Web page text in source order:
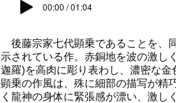
00:00 / 01:04
後藤宗家七代顕乗であることを、
示されている作。赤銅地を波の激し
迦羅)を高肉に彫り表わし、濃密な
顕乗の作風は、殊に細部の描写が精
く龍神の身体に緊張感が漂い、激し